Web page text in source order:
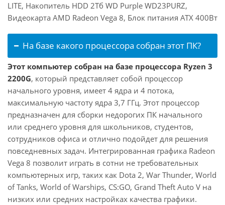
LITE, Накопитель HDD 2Тб WD Purple WD23PURZ,
Видеокарта AMD Radeon Vega 8, Блок питания ATX 400Вт
На базе какого процессора собран этот ПК?
Этот компьютер собран на базе процессора Ryzen 3
2200G, который представляет собой процессор
начального уровня, имеет 4 ядра и 4 потока,
максимальную частоту ядра 3,7 ГГц. Этот процессор
предназначен для сборки недорогих ПК начального
или среднего уровня для школьников, студентов,
сотрудников офиса и отлично подойдет для решения
повседневных задач. Интегрированная графика Radeon
Vega 8 позволит играть в сотни не требовательных
компьютерных игр, таких как Dota 2, War Thunder, World
of Tanks, World of Warships, CS:GO, Grand Theft Auto V на
низких или средних настройках качества графики.